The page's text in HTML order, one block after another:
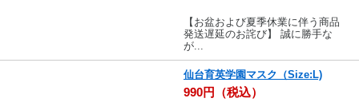
【お盆および夏季休業に伴う商品
発送遅延のお詫び】 誠に勝手な
が...
仙台育英学園マスク（Size:L)
990円（税込）